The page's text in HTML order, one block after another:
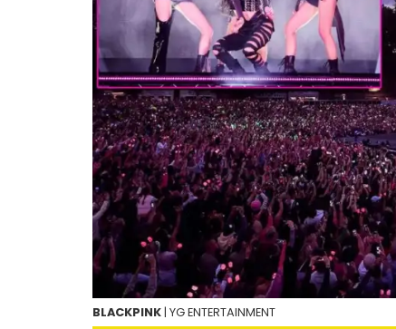
BLACKPINK | YG ENTERTAINMENT